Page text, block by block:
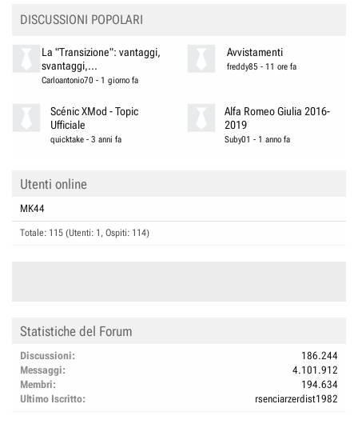
DISCUSSIONI POPOLARI
La "Transizione": vantaggi,
svantaggi,...
Carloantonio70 - 1 giorno fa
Avvistamenti
freddy85 - 11 ore fa
Scénic XMod - Topic
Ufficiale
quicktake -3 anni fa
Alfa Romeo Giulia 2016-
2019
Suby01 - 1 anno fa
Utenti online
MK44
Totale: 115 (Utenti: 1, Ospiti: 114)
Statistiche del Forum
Discussioni
186.244
Messaggi
4.101.912
Membri
194.634
Ultimo Iscritto
rsenciarzerdist1982